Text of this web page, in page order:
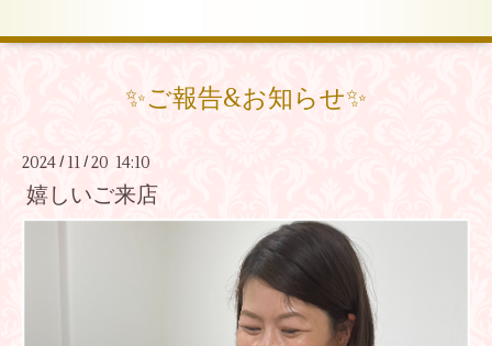
✨ご報告&お知らせ✨
2024 / 11 /20 14:10
嬉しいご来店